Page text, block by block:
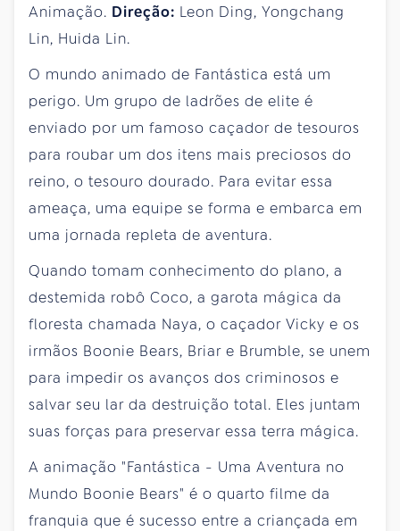
Animação. Direção: Leon Ding, Yongchang
Lin, Huida Lin.
O mundo animado de Fantástica está um
perigo. Um grupo de ladrões de elite é
enviado por um famoso caçador de tesouros
para roubar um dos itens mais preciosos do
reino, o tesouro dourado. Para evitar essa
ameaça, uma equipe se forma e embarca em
uma jornada repleta de aventura.
Quando tomam conhecimento do plano, a
destemida robô Coco, a garota mágica da
floresta chamada Naya, o caçador Vicky e os
irmãos Boonie Bears, Briar e Brumble, se unem
para impedir os avanços dos criminosos e
salvar seu lar da destruição total. Eles juntam
suas forças para preservar essa terra mágica.
A animação "Fantástica - Uma Aventura no
Mundo Boonie Bears" é o quarto filme da
franquia que é sucesso entre a criançada em